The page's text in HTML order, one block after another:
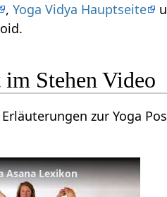
,Yoga Vidya Hauptseite
Stehen Video
zur Yoga
Asana Lexikon